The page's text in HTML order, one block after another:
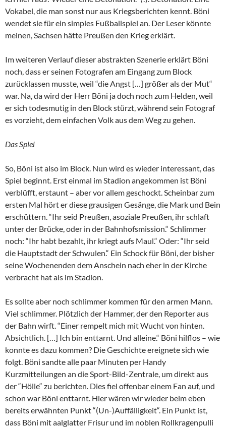
Vokabel, die man sonst nur aus Kriegsberichten kennt. Böni
wendet sie für ein simples Fußballspiel an. Der Leser könnte
meinen, Sachsen hätte Preußen den Krieg erklärt.
Im weiteren Verlauf dieser abstrakten Szenerie erklärt Böni
noch, dass er seinen Fotografen am Eingang zum Block
zurücklassen musste, weil “die Angst […] größer als der Mut“
war. Na, da wird der Herr Böni ja doch noch zum Helden, weil
er sich todesmutig in den Block stürzt, während sein Fotograf
es vorzieht, dem einfachen Volk aus dem Weg zu gehen.
Das Spiel
So, Böni ist also im Block. Nun wird es wieder interessant, das
Spiel beginnt. Erst einmal im Stadion angekommen ist Böni
verblüfft, erstaunt – aber vor allem geschockt. Scheinbar zum
ersten Mal hört er diese grausigen Gesänge, die Mark und Bein
erschüttern. “Ihr seid Preußen, asoziale Preußen, ihr schlaft
unter der Brücke, oder in der Bahnhofsmission.“ Schlimmer
noch: “Ihr habt bezahlt, ihr kriegt aufs Maul.“ Oder: “Ihr seid
die Hauptstadt der Schwulen.“ Ein Schock für Böni, der bisher
seine Wochenenden dem Anschein nach eher in der Kirche
verbracht hat als im Stadion.
Es sollte aber noch schlimmer kommen für den armen Mann.
Viel schlimmer. Plötzlich der Hammer, der den Reporter aus
der Bahn wirft. “Einer rempelt mich mit Wucht von hinten.
Absichtlich. […] Ich bin enttarnt. Und alleine.“ Böni hilflos – wie
konnte es dazu kommen? Die Geschichte ereignete sich wie
folgt. Böni sandte alle paar Minuten per Handy
Kurzmitteilungen an die Sport-Bild-Zentrale, um direkt aus
der “Hölle“ zu berichten. Dies fiel offenbar einem Fan auf, und
schon war Böni enttarnt. Hier wären wir wieder beim eben
bereits erwähnten Punkt “(Un-)Auffälligkeit“. Ein Punkt ist,
dass Böni mit aalglatter Frisur und im noblen Rollkragenpulli